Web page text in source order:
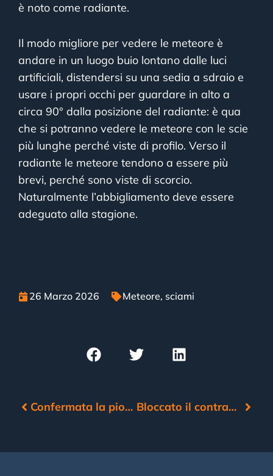
è noto come radiante.
Il modo migliore per vedere le meteore è
andare in un luogo buio lontano dalle luci
artificiali, distendersi su una sedia a sdraio e
usare i propri occhi per guardare in alto a
circa 90° dalla posizione del radiante: è qua
che si potranno vedere le meteore con le scie
più lunghe perché viste di profilo. Verso il
radiante le meteore tendono a essere più
brevi, perché sono viste di scorcio.
Naturalmente l’abbigliamento deve essere
adeguato alla stagione.
26 Marzo 2026 Meteore, sciami
Confermata la pioggia di meteoriti su centri abitati in Germania Bloccato il contrabbando di una meteorite Aletai da 4 milioni di dollari